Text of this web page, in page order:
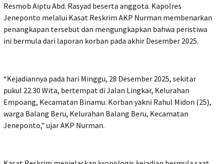
Resmob Aiptu Abd. Rasyad beserta anggota. Kapolres
Jeneponto melalui Kasat Reskrim AKP Nurman membenarkan
penangkapan tersebut dan mengungkapkan bahwa peristiwa
ini bermula dari laporan korban pada akhir Desember 2025.
“Kejadiannya pada hari Minggu, 28 Desember 2025, sekitar
pukul 22.30 Wita, bertempat di Jalan Lingkar, Kelurahan
Empoang, Kecamatan Binamu. Korban yakni Rahul Midon (25),
warga Balang Beru, Kelurahan Balang Beru, Kecamatan
Jeneponto,” ujar AKP Nurman.